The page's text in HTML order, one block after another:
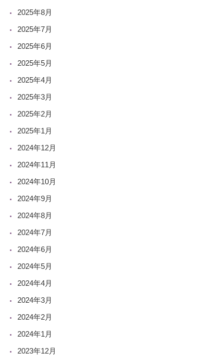
2025年8月
2025年7月
2025年6月
2025年5月
2025年4月
2025年3月
2025年2月
2025年1月
2024年12月
2024年11月
2024年10月
2024年9月
2024年8月
2024年7月
2024年6月
2024年5月
2024年4月
2024年3月
2024年2月
2024年1月
2023年12月